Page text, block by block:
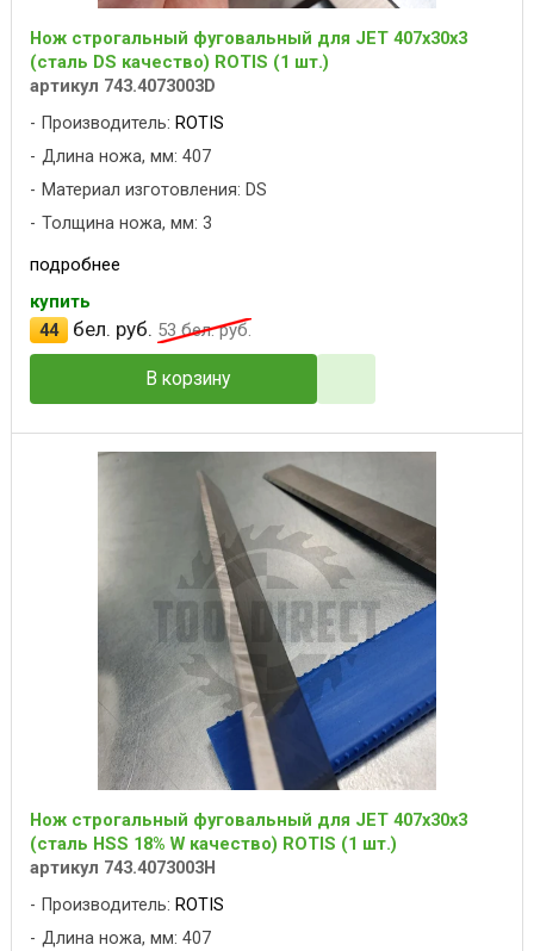
Нож строгальный фуговальный для JET 407x30x3
(сталь DS качество) ROTIS (1 шт.)
артикул 743.4073003D
Производитель: ROTIS
Длина ножа, мм: 407
Материал изготовления: DS
Толщина ножа, мм: 3
подробнее
купить
44
бел. руб. 53бел. руб.
В корзину
Нож строгальный фуговальный для JET 407x30x3
(сталь HSS 18% W качество) ROTIS (1 шт.)
артикул 743.4073003H
Производитель: ROTIS
Длина ножа, мм: 407